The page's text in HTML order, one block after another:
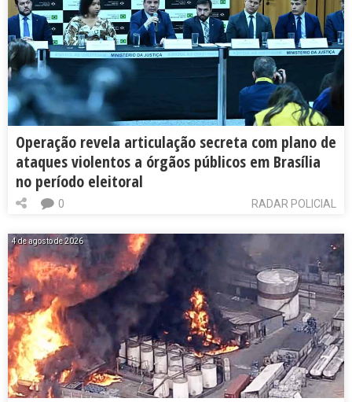
Operação revela articulação secreta com plano de
ataques violentos a órgãos públicos em Brasília
no período eleitoral
RADAR POLICIAL
0
4 de agosto de 2026